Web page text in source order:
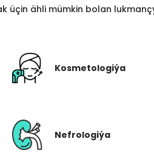
ähli mümkin bolan
Kosmetologiýa
Nefrologiýa